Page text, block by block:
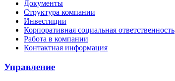
Документы
Структура компании
Инвестиции
Корпоративная социальная ответственность
Работа в компании
Контактная информация
Управление